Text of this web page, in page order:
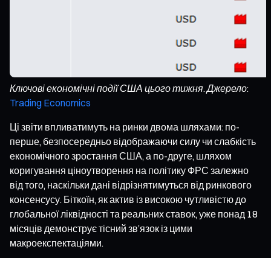
Ключові економічні події США цього тижня. Джерело:
Trading Economics
Ці звіти впливатимуть на ринки двома шляхами: по-
перше, безпосередньо відображаючи силу чи слабкість
економічного зростання США, а по-друге, шляхом
коригування ціноутворення на політику ФРС залежно
від того, наскільки дані відрізнятимуться від ринкового
консенсусу. Біткоїн, як актив із високою чутливістю до
глобальної ліквідності та реальних ставок, уже понад 18
місяців демонструє тісний зв’язок із цими
макроекспектаціями.